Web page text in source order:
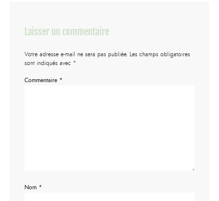
Laisser un commentaire
Votre adresse e-mail ne sera pas publiée. Les champs obligatoires
sont indiqués avec *
Commentaire *
Nom *